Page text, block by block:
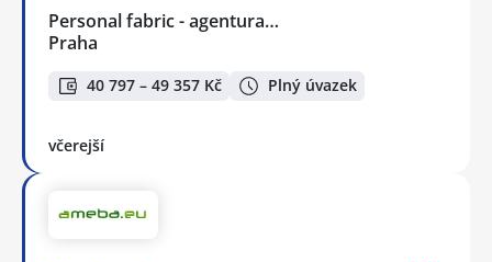
Personal fabric - agentura…
Praha
40 797 – 49 357 Kč Plný úvazek
včerejší